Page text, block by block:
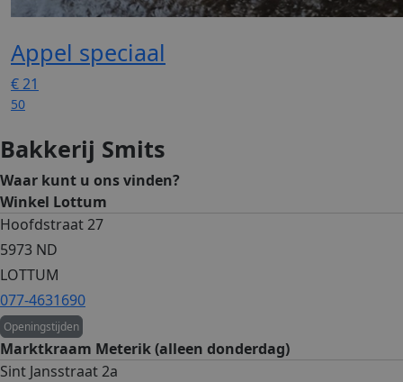
Appel speciaal
€21
50
Bakkerij Smits
Waar kunt u ons vinden?
Winkel Lottum
Hoofdstraat 27
5973 ND
LOTTUM
077-4631690
Openingstijden
Marktkraam Meterik (alleen donderdag)
Sint Jansstraat 2a